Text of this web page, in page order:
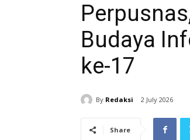
Budaya
ke-17
By Redaksi 2 July 2026
Share